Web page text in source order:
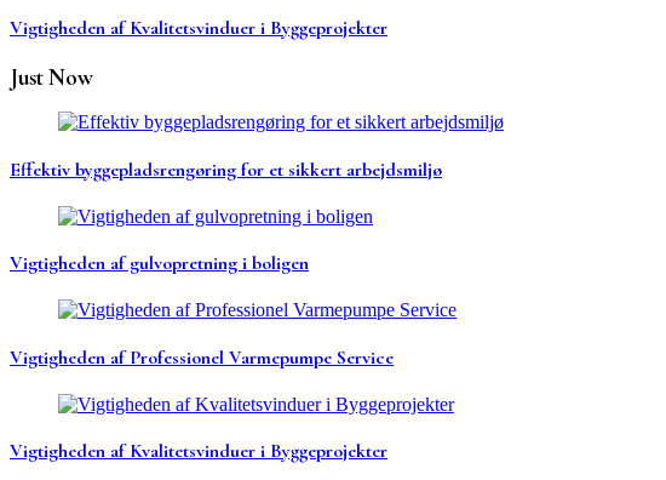
Vigtigheden af Kvalitetsvinduer i Byggeprojekter
Just Now
Effektiv byggepladsrengøring for et sikkert arbejdsmiljø
Vigtigheden af gulvopretning i boligen
Vigtigheden af Professionel Varmepumpe Service
Vigtigheden af Kvalitetsvinduer i Byggeprojekter